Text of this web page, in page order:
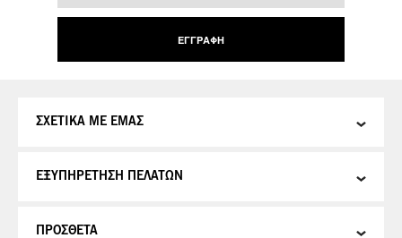
Ενημερωτικό
ΕΓΓΡΑΦΉ
ΣΧΕΤΙΚΑ ΜΕ ΕΜΑΣ
ΕΞΥΠΗΡΕΤΗΣΗ ΠΕΛΑΤΩΝ
ΠΡΟΣΘΕΤΑ